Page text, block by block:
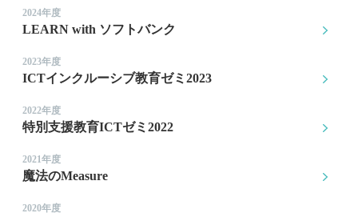
2024年度
LEARN with ソフトバンク
2023年度
ICTインクルーシブ教育ゼミ2023
2022年度
特別支援教育ICTゼミ2022
2021年度
魔法のMeasure
2020年度